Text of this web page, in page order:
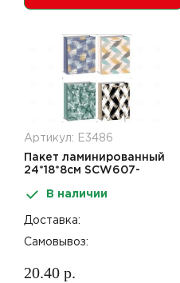
Артикул: Е3486
Пакет ламинированный
24*18*8см SCW607-
В наличии
Доставка:
Самовывоз:
20.40 р.